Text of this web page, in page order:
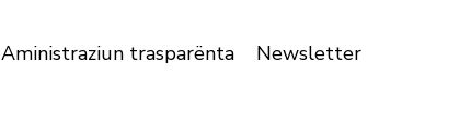
Aministraziun trasparënta Newsletter